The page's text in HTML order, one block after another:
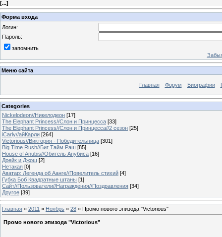
[...]
Форма входа
Логин:
Пароль:
запомнить
Меню сайта
Главная Форум Биографии
Categories
Nickelodeon//Никелодеон [17]
The Elephant Princess//Слон и Принцесса [33]
The Elephant Princess//Слон и Принцесса//2 сезон [25]
iCarly//айКарли [264]
Victorious//Виктория - Победительница [301]
Big Time Rush//Биг Тайм Раш [85]
House of Anubis//Обитель Анубиса [16]
Дрейк и Джош [2]
Нетакая [0]
Аватар: Легенда об Аанге//Повелитель стихий [4]
Губка Боб Квадратные штаны [1]
Сайт//Пользователи//Награждения//Поздравления [34]
Другое [39]
Главная » 2011 » Ноябрь » 28 » Промо нового эпизода "Victorious"
Промо нового эпизода "Victorious"